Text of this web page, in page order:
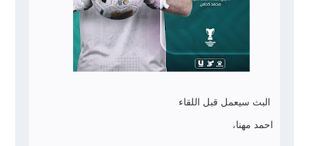
البث سيعمل قبل اللقاء
احمد مهنا،